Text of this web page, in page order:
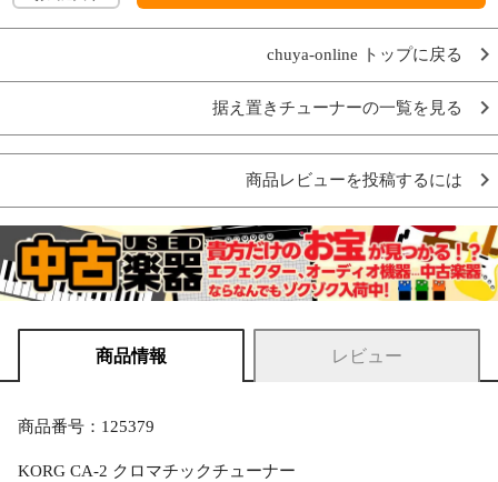
chuya-online トップに戻る
据え置きチューナーの一覧を見る
商品レビューを投稿するには
商品情報 レビュー
商品番号：125379
KORG CA-2 クロマチックチューナー